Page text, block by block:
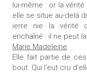
lui-même : or la
elle se situe au-delà
ierre nie la vérité
enchaîné : il ne peut
Marie Madeleine
Elle fait partie de
bout. Qui l’eut cru